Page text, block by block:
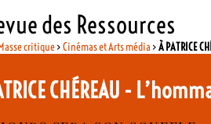
des Ressources
critique>Cinémas et Arts média >À PATRICE
CHÉREAU -